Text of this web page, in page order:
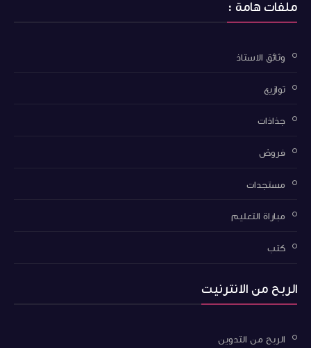
ملفات هامة :
وثائق الاستاذ
توازيع
جذاذات
فروض
مستجدات
مباراة التعليم
كتب
الربح من الانترنيت
الربح من التدوين